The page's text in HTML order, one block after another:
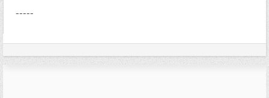
-----